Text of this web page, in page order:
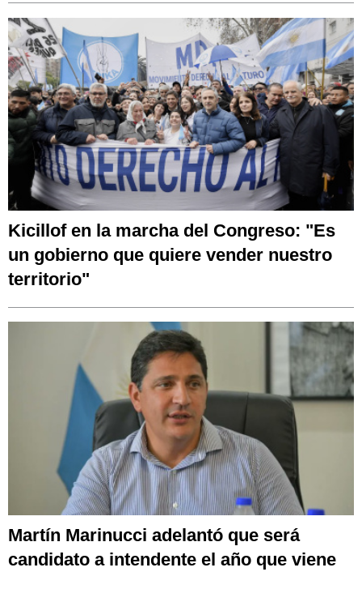
Kicillof en la marcha del Congreso: "Es
un gobierno que quiere vender nuestro
territorio"
Martín Marinucci adelantó que será
candidato a intendente el año que viene